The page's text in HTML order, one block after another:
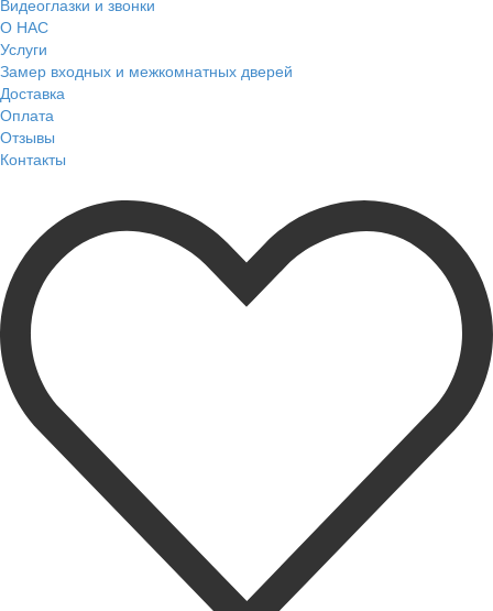
О НАС
Услуги
Замер входных и межкомнатных дверей
Доставка
Оплата
Отзывы
Контакты